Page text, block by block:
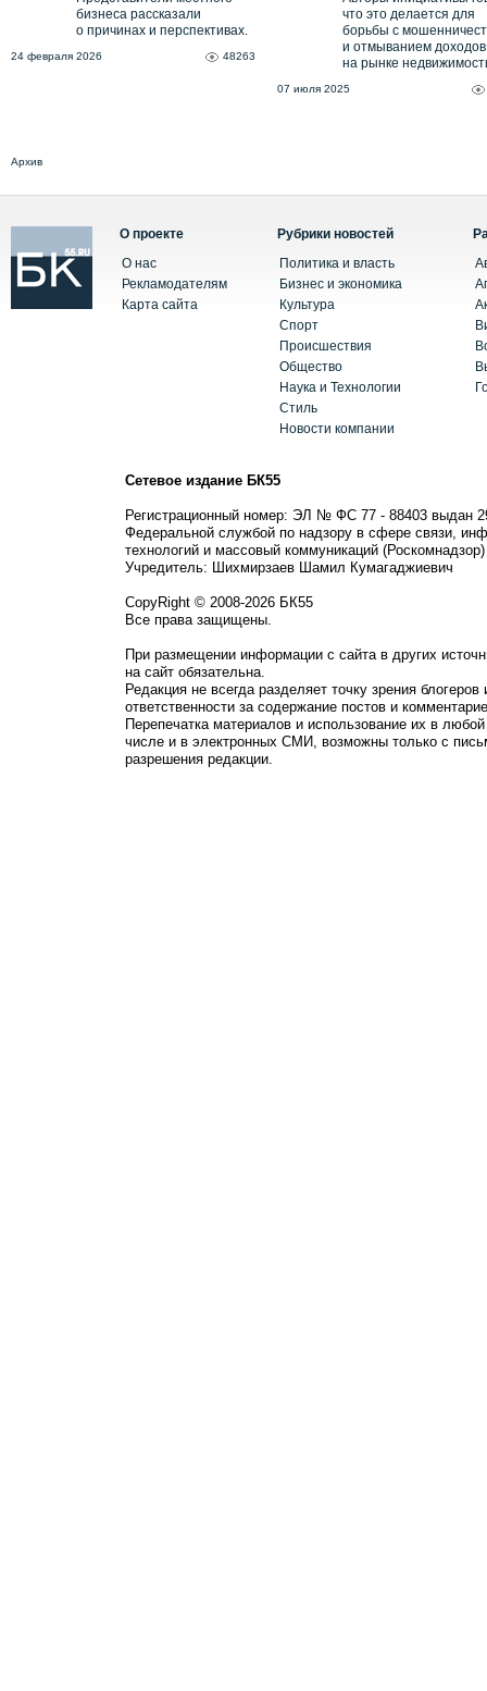
бизнеса рассказали
о причинах и перспективах.
24 февраля 2026 48263
что это делается для
борьбы с
и отмыванием доходов
на рынке
07 июля 2025
Архив
О проекте
О нас
Рекламодателям
Карта сайта
Рубрики новостей
Политика и власть
Бизнес и экономика
Культура
Спорт
Происшествия
Общество
Наука и Технологии
Стиль
Новости компании
Сетевое издание БК55
Регистрационный номер: ЭЛ № ФС 77 - 88403 выдан
Федеральной службой по надзору в сфере связи,
технологий и массовый коммуникаций (Роскомнадзор)
Учредитель: Шихмирзаев Шамил Кумагаджиевич
CopyRight © 2008-2026 БК55
Все права защищены.
При размещении информации с сайта в других
на сайт обязательна.
Редакция не всегда разделяет точку зрения блогеров
ответственности за содержание постов и
Перепечатка материалов и использование их в
числе и в электронных СМИ, возможны только с
разрешения редакции.